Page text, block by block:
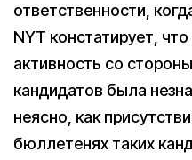
ответственности,
NYT констатирует,
активность со
кандидатов была
неясно, как
бюллетенях таких